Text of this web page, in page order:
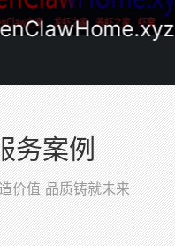
务案例
价值 品质铸就未来